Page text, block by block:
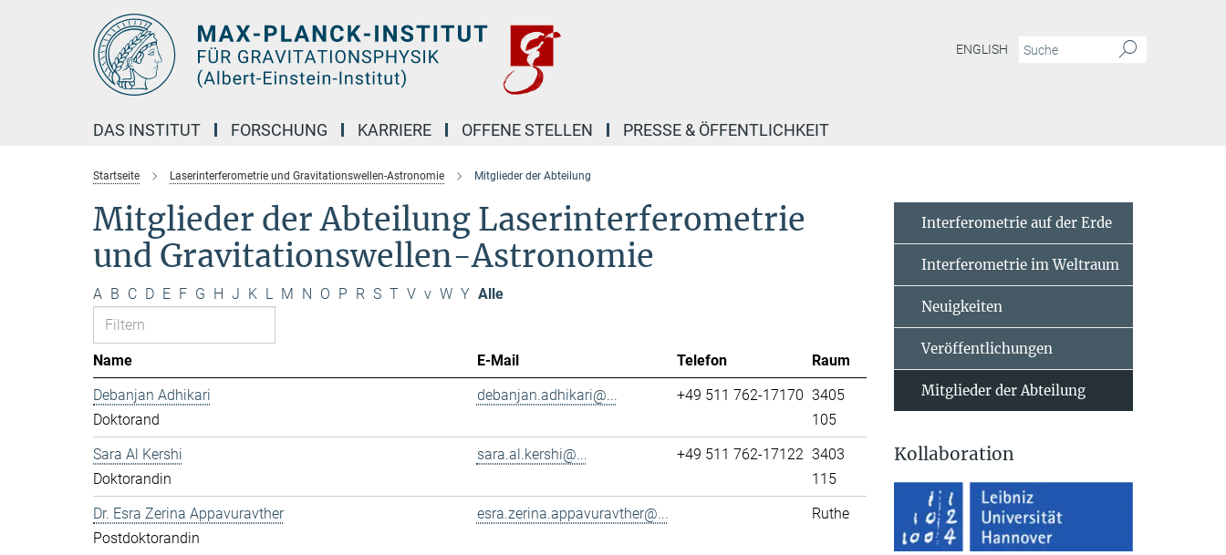
ENGLISH
DAS INSTITUT FORSCHUNG KARRIERE OFFENE STELLEN PRESSE & ÖFFENTLICHKEIT
Startseite Laserinterferometrie und Gravitationswellen-Astronomie Mitglieder der Abteilung
Mitglieder der Abteilung Laserinterferometrie
und Gravitationswellen-Astronomie
A B C D E F G H J K L M N O P R S T V v W Y Alle
Name E-Mail Telefon
Raum
Debanjan Adhikari
Doktorand
debanjan.adhikari@... +49 511 762-17170 3405
105
Sara Al Kershi
Doktorandin
sara.al.kershi@... +49 511 762-17122 3403
115
Dr. Esra Zerina Appavuravther
Postdoktorandin
esra.zerina.appavuravther@... Ruthe
Interferometrie auf der Erde
Interferometrie im Weltraum
Neuigkeiten
Veröffentlichungen
Mitglieder der Abteilung
Kollaboration